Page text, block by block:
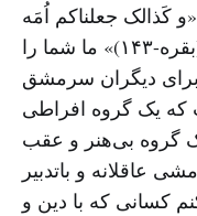
کَذالک جعلناکم اُمَه
وسطاً لِتکونوا شهدا علی الناس(بقره-۱۴۳)» ما شما را
برای دیگران سرمشق
که یک گروه افراطی
گروه بی‌هنر و عقب
عاقلانه و باتدبیر
که با دین و